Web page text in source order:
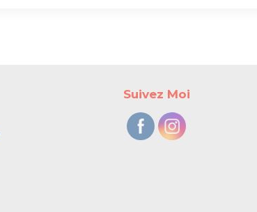
Suivez Moi